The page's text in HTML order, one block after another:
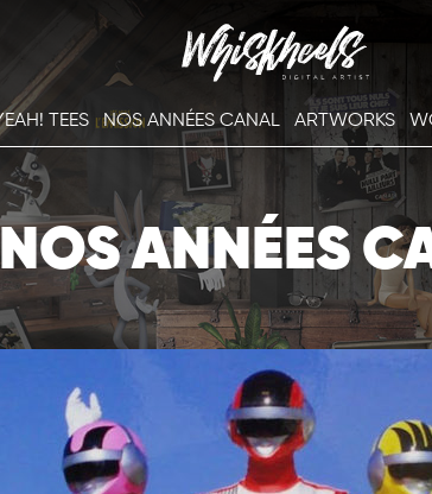
TEES NOS ANNÉES CANAL ARTWORKS
NOS ANNÉES